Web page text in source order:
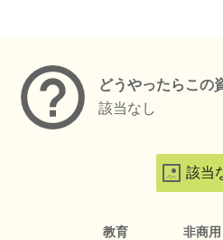
どうやったらこの
該当なし
該当
教育 非商用